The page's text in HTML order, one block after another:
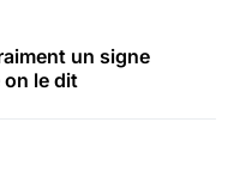
un signe
on le dit